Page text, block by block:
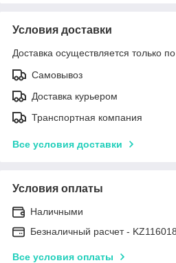
Условия доставки
Доставка осуществляется только
Самовывоз
Доставка курьером
Транспортная компания
Все условия доставки
Условия оплаты
Наличными
Безналичный расчет -
Все условия оплаты